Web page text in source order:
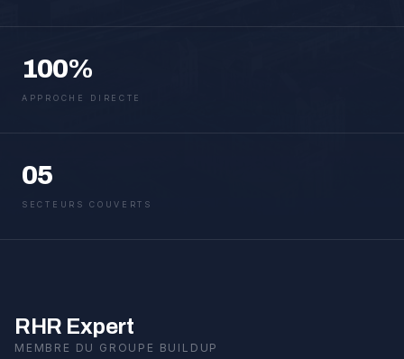
100%
APPROCHE DIRECTE
05
SECTEURS COUVERTS
RHR Expert
MEMBRE DU GROUPE BUILDUP